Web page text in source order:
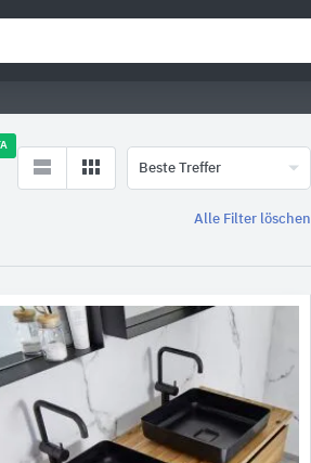
Beste Treffer
Alle Filter löschen